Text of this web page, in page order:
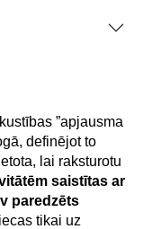
”apjausma
definējot to
lai raksturotu
saistītas ar
paredzēts
tikai uz